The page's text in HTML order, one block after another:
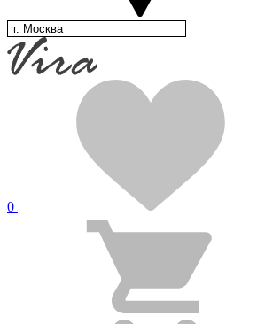
г. Москва
0